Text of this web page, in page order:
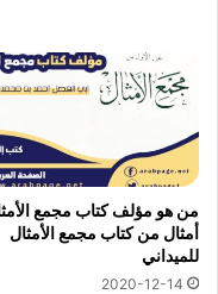
من هو مؤلف كتاب مجمع
أمثال من كتاب مجمع الأمثال
للميداني
2020-12-14